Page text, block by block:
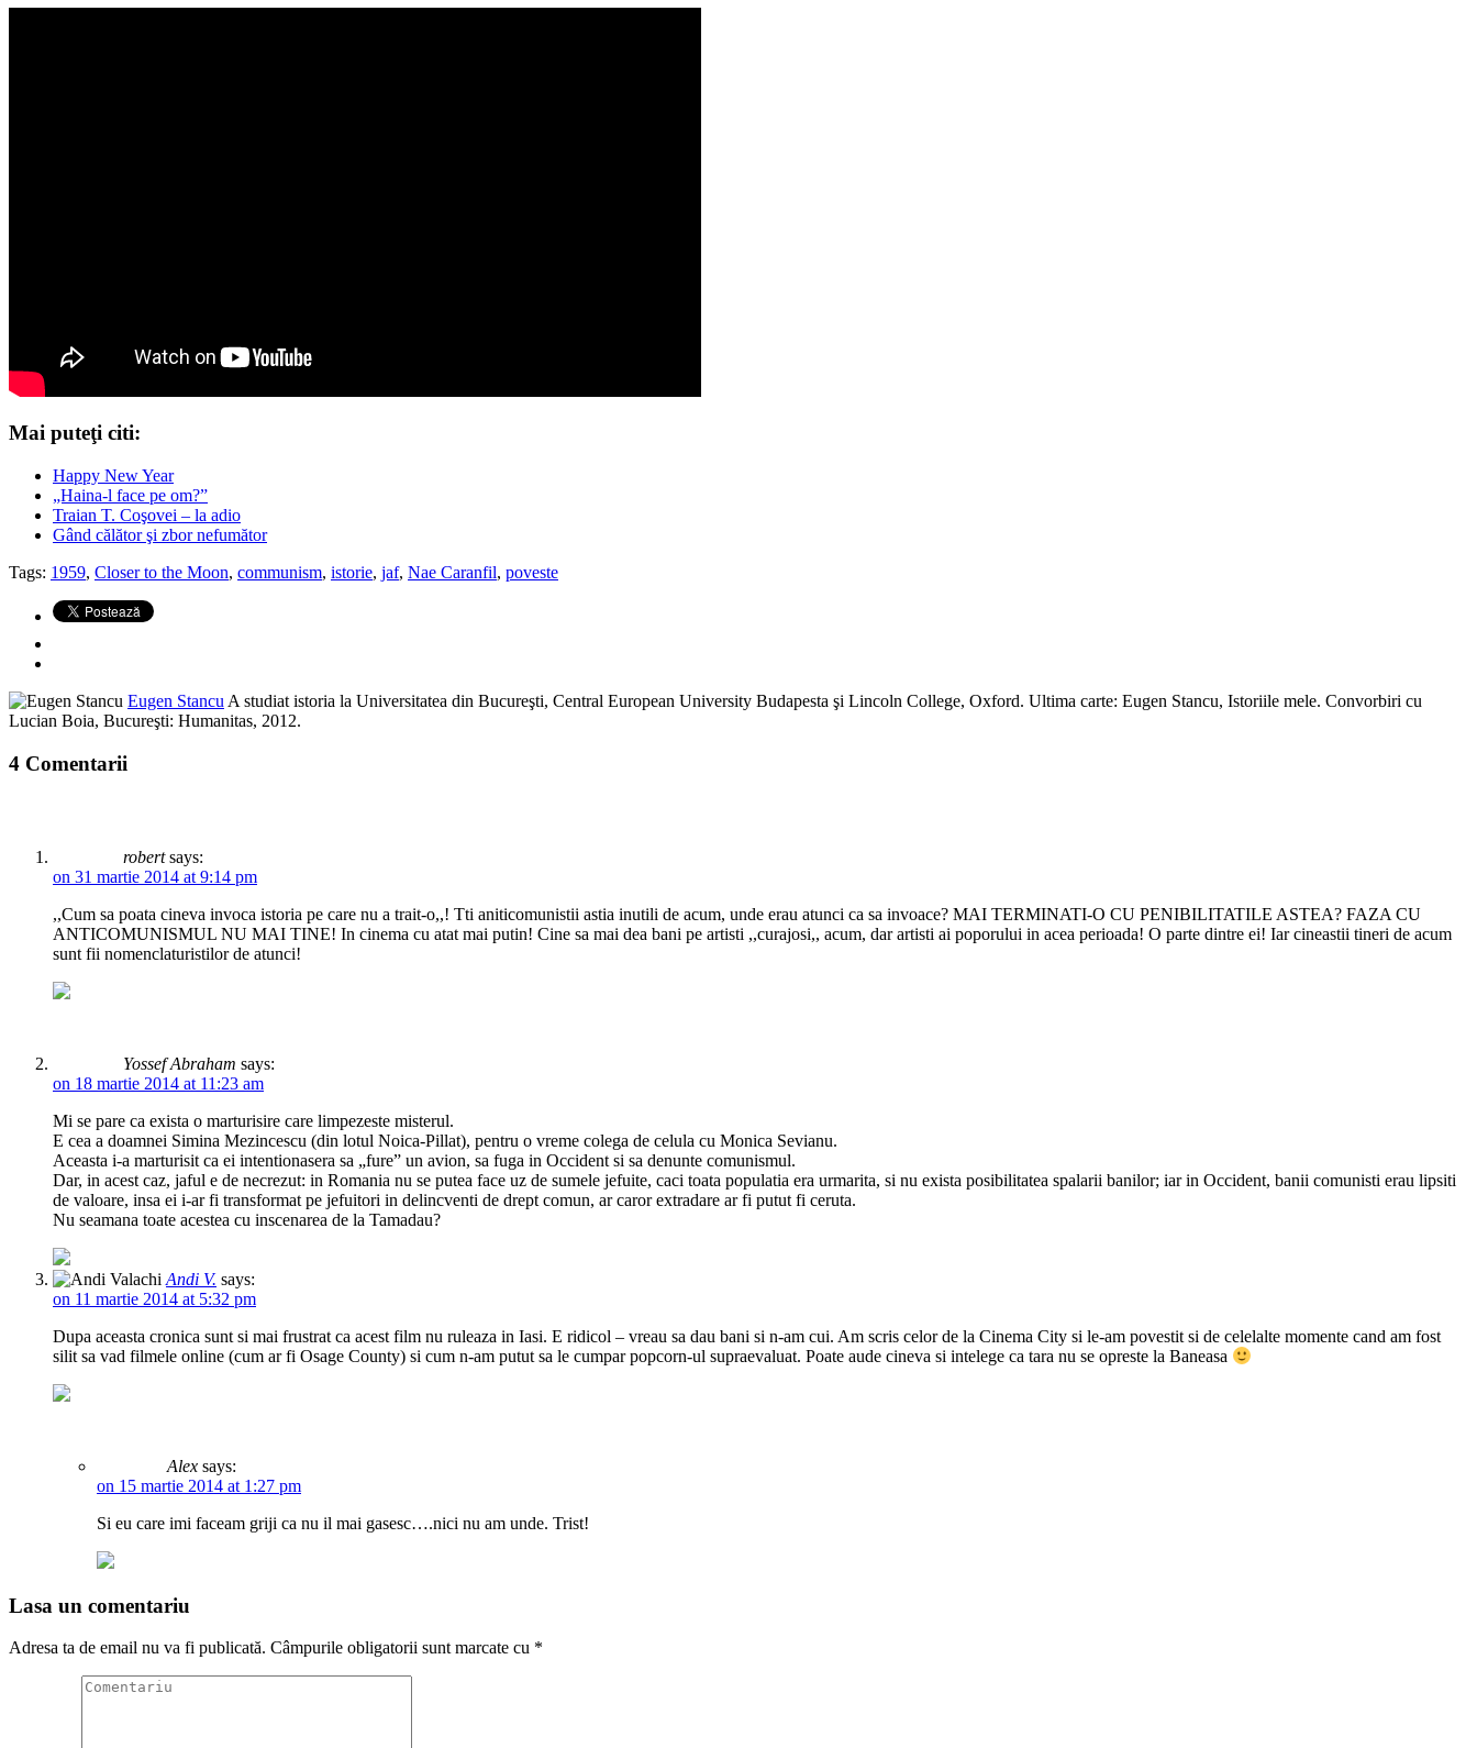
Mai puteţi citi:
Happy New Year
„Haina-l face pe om?”
Traian T. Coşovei – la adio
Gând călător şi zbor nefumător
Tags: 1959, Closer to the Moon, communism, istorie, jaf, Nae Caranfil, poveste
Eugen Stancu A studiat istoria la Universitatea din Bucureşti, Central European University Budapesta şi Lincoln College, Oxford. Ultima carte: Eugen Stancu, Istoriile mele. Convorbiri cu
Lucian Boia, Bucureşti: Humanitas, 2012.
4 Comentarii
robert says:
on 31 martie 2014 at 9:14 pm
,,Cum sa poata cineva invoca istoria pe care nu a trait-o,,! Tti aniticomunistii astia inutili de acum, unde erau atunci ca sa invoace? MAI TERMINATI-O CU PENIBILITATILE ASTEA? FAZA CU
ANTICOMUNISMUL NU MAI TINE! In cinema cu atat mai putin! Cine sa mai dea bani pe artisti ,,curajosi,, acum, dar artisti ai poporului in acea perioada! O parte dintre ei! Iar cineastii tineri de acum
sunt fii nomenclaturistilor de atunci!
Yossef Abraham says:
on 18 martie 2014 at 11:23 am
Mi se pare ca exista o marturisire care limpezeste misterul.
E cea a doamnei Simina Mezincescu (din lotul Noica-Pillat), pentru o vreme colega de celula cu Monica Sevianu.
Aceasta i-a marturisit ca ei intentionasera sa „fure” un avion, sa fuga in Occident si sa denunte comunismul.
Dar, in acest caz, jaful e de necrezut: in Romania nu se putea face uz de sumele jefuite, caci toata populatia era urmarita, si nu exista posibilitatea spalarii banilor; iar in Occident, banii comunisti erau lipsiti
de valoare, insa ei i-ar fi transformat pe jefuitori in delincventi de drept comun, ar caror extradare ar fi putut fi ceruta.
Nu seamana toate acestea cu inscenarea de la Tamadau?
Andi V. says:
on 11 martie 2014 at 5:32 pm
Dupa aceasta cronica sunt si mai frustrat ca acest film nu ruleaza in Iasi. E ridicol – vreau sa dau bani si n-am cui. Am scris celor de la Cinema City si le-am povestit si de celelalte momente cand am fost
silit sa vad filmele online (cum ar fi Osage County) si cum n-am putut sa le cumpar popcorn-ul supraevaluat. Poate aude cineva si intelege ca tara nu se opreste la Baneasa
Alex says:
on 15 martie 2014 at 1:27 pm
Si eu care imi faceam griji ca nu il mai gasesc….nici nu am unde. Trist!
Lasa un comentariu
Adresa ta de email nu va fi publicată. Câmpurile obligatorii sunt marcate cu *